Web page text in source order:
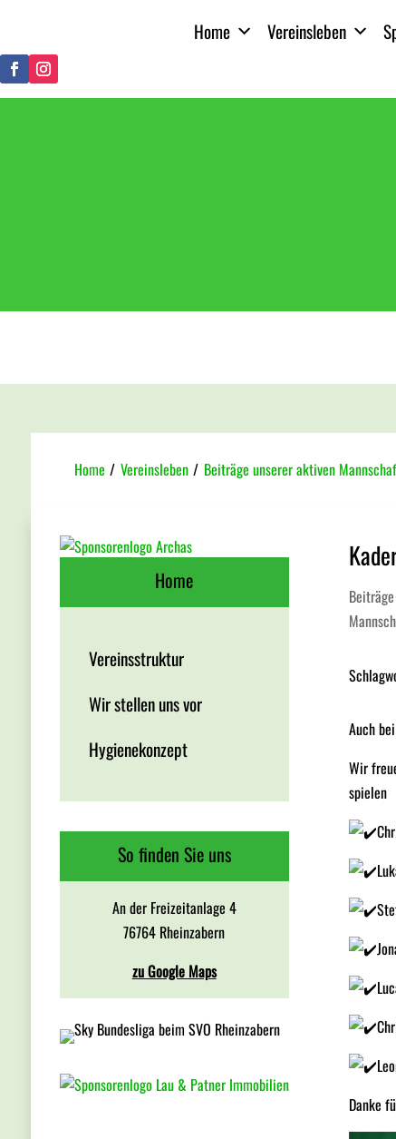
Home Vereinsleben
Home / Vereinsleben / Beiträge unserer aktiven
Home
Vereinsstruktur
Wir stellen uns vor
Hygienekonzept
So finden Sie uns
An der Freizeitanlage 4
76764 Rheinzabern
zu Google Maps
Auch
Wir
spielen
Danke